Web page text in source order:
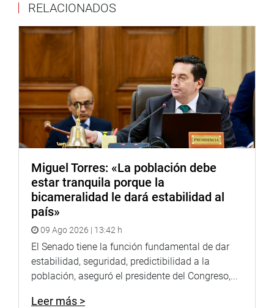
RELACIONADOS
Miguel Torres: «La población debe
estar tranquila porque la
bicameralidad le dará estabilidad al
país»
09 Ago 2026 | 13:42 h
El Senado tiene la función fundamental de dar
estabilidad, seguridad, predictibilidad a la
población, aseguró el presidente del Congreso,...
Leer más >